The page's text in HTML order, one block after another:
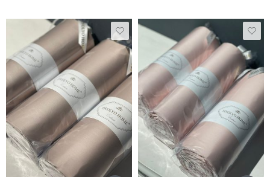
4,146₽–5,425₽
100*200 СМ
160*200 СМ
180*200 СМ
4,146 – 5,425₽
100*200 СМ
160*200 СМ
180*200 СМ